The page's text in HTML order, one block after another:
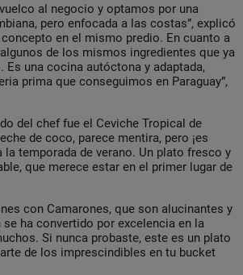
al negocio y optamos por una
pero enfocada a las costas”, explicó
en el mismo predio. En cuanto a
de los mismos ingredientes que ya
Es una cocina autóctona y adaptada,
prima que conseguimos en Paraguay”,
del chef fue el Ceviche Tropical de
de coco, parece mentira, pero ¡es
la temporada de verano. Un plato fresco y
que merece estar en el primer lugar de
con Camarones, que son alucinantes y
ha convertido por excelencia en la
Si nunca probaste, este es un plato
de los imprescindibles en tu bucket